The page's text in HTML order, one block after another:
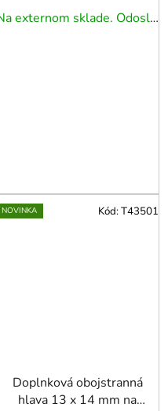
Na externom sklade. Odoslanie 3 - 5 prac. dní.
NOVINKA
Doplnková obojstranná
hlava 13 x 14 mm na
Kód:T43501